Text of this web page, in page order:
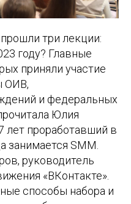
три лекции:
году? Главные
приняли участие
ОИВ,
и федеральных
Юлия
лет проработавший в
занимается SMM.
руководитель
«ВКонтакте».
способы набора и